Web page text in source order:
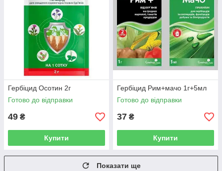
Гербіцид Осотин 2г
Готово до відправки
49 ₴
Купити
Гербіцид Рим+мачо 1г+5мл
Готово до відправки
37 ₴
Купити
Показати ще